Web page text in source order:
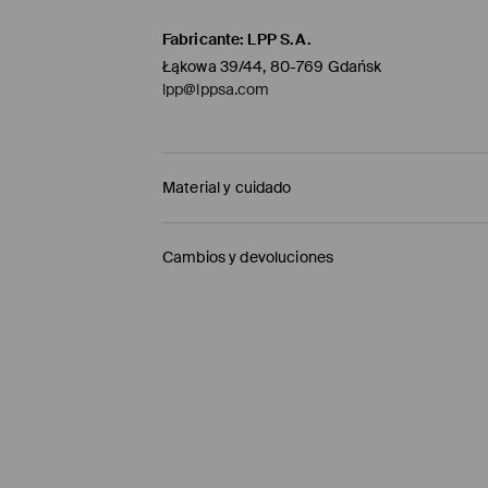
Fabricante: LPP S.A.
Łąkowa 39/44, 80-769 Gdańsk
lpp@lppsa.com
Material y cuidado
1º TELA :
3% ELASTANO, 50% ALGODÓN, 47%
2º TELA: 100% POLIÉSTER
Cambios y devoluciones